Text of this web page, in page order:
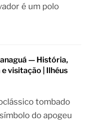
é um polo
— História,
visitação | Ilhéus
tombado
do apogeu